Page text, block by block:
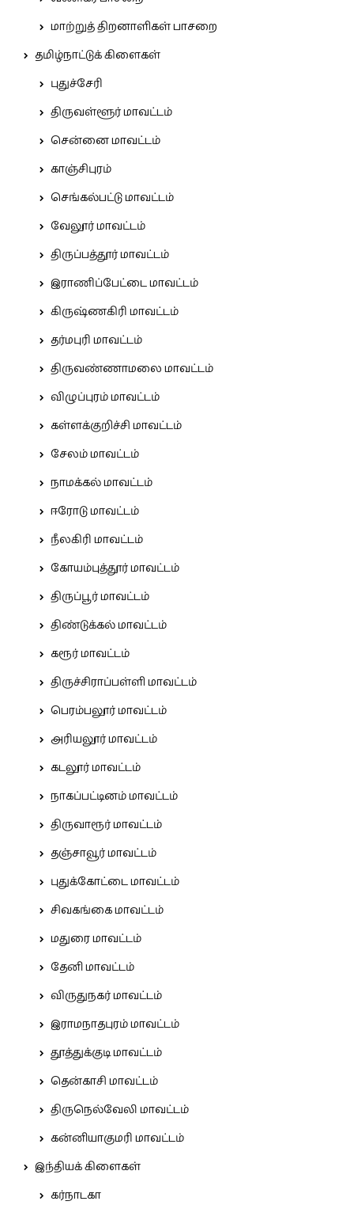
மாற்றுத் திறனாளிகள் பாசறை
தமிழ்நாட்டுக் கிளைகள்
புதுச்சேரி
திருவள்ளூர் மாவட்டம்
சென்னை மாவட்டம்
காஞ்சிபுரம்
செங்கல்பட்டு மாவட்டம்
வேலூர் மாவட்டம்
திருப்பத்தூர் மாவட்டம்
இராணிப்பேட்டை மாவட்டம்
கிருஷ்ணகிரி மாவட்டம்
தர்மபுரி மாவட்டம்
திருவண்ணாமலை மாவட்டம்
விழுப்புரம் மாவட்டம்
கள்ளக்குறிச்சி மாவட்டம்
சேலம் மாவட்டம்
நாமக்கல் மாவட்டம்
ஈரோடு மாவட்டம்
நீலகிரி மாவட்டம்
கோயம்புத்தூர் மாவட்டம்
திருப்பூர் மாவட்டம்
திண்டுக்கல் மாவட்டம்
கரூர் மாவட்டம்
திருச்சிராப்பள்ளி மாவட்டம்
பெரம்பலூர் மாவட்டம்
அரியலூர் மாவட்டம்
கடலூர் மாவட்டம்
நாகப்பட்டினம் மாவட்டம்
திருவாரூர் மாவட்டம்
தஞ்சாவூர் மாவட்டம்
புதுக்கோட்டை மாவட்டம்
சிவகங்கை மாவட்டம்
மதுரை மாவட்டம்
தேனி மாவட்டம்
விருதுநகர் மாவட்டம்
இராமநாதபுரம் மாவட்டம்
தூத்துக்குடி மாவட்டம்
தென்காசி மாவட்டம்
திருநெல்வேலி மாவட்டம்
கன்னியாகுமரி மாவட்டம்
இந்தியக் கிளைகள்
கர்நாடகா